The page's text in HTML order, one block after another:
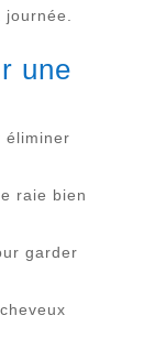
une
éliminer
raie bien
garder